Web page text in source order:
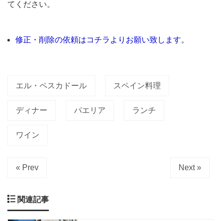
ら
歩
東
大
町
の
路
沿
てください。
修正・削除の依頼はコチラよりお願い致します。
エル・ペスカドール スペイン料理
ディナー パエリア ランチ
ワイン
« Prev Next »
関連記事